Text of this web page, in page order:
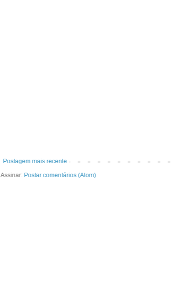
Postagem mais recente
Assinar: Postar comentários (Atom)